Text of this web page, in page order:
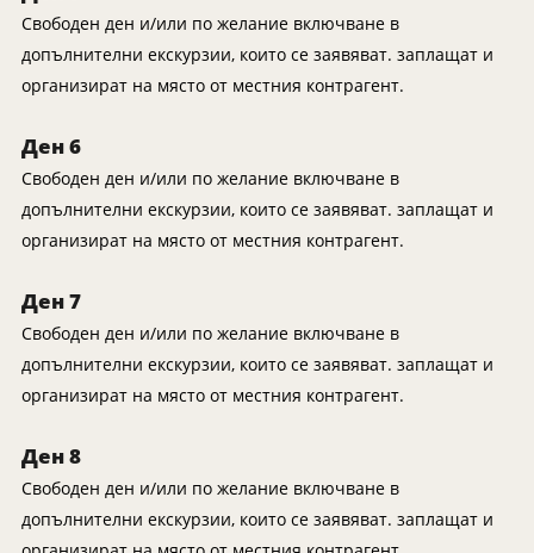
Свободен ден и/или по желание включване в
допълнителни екскурзии, които се заявяват. заплащат и
организират на място от местния контрагент.
Ден 6
Свободен ден и/или по желание включване в
допълнителни екскурзии, които се заявяват. заплащат и
организират на място от местния контрагент.
Ден 7
Свободен ден и/или по желание включване в
допълнителни екскурзии, които се заявяват. заплащат и
организират на място от местния контрагент.
Ден 8
Свободен ден и/или по желание включване в
допълнителни екскурзии, които се заявяват. заплащат и